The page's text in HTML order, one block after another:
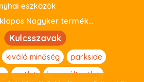
eszközök
Raklapos Nagyker termékeink
Kulcsszavak
kiváló minőség
parkside
outlet
használtoutlet